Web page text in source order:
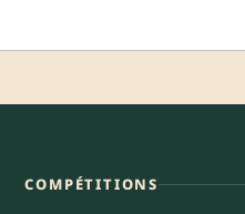
COMPÉTITIONS